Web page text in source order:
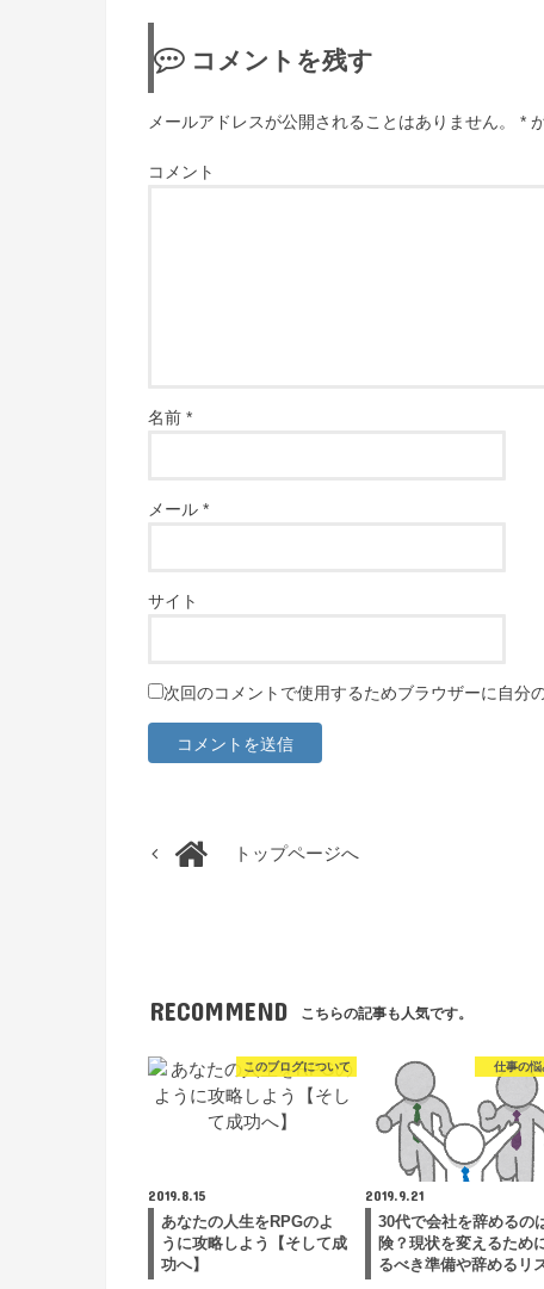
コメントを残す
メールアドレスが公開されることはありません。 *
コメント
名前 *
メール *
サイト
次回のコメントで使用するためブラウザーに自分
トップページへ
RECOMMEND こちらの記事も人気です。
このブログについて
2019.8.15
あなたの人生をRPGのよ
うに攻略しよう【そして成
功へ】
仕事の悩
2019.9.21
30代で会社を辞めるの
険？現状を変えるため
るべき準備や辞めるリ